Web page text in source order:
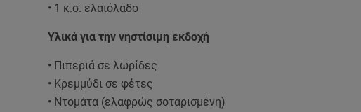
• 1 κ.σ. ελαιόλαδο
Υλικά για την νηστίσιμη εκδοχή
• Πιπεριά σε λωρίδες
• Κρεμμύδι σε φέτες
• Ντομάτα (ελαφρώς σοταρισμένη)